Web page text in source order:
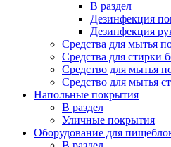
В раздел
Дезинфекция
Дезинфекция
Средства для мытья
Средства для стирки
Средство для мытья
Средство для мытья
Напольные покрытия
В раздел
Уличные покрытия
Оборудование для